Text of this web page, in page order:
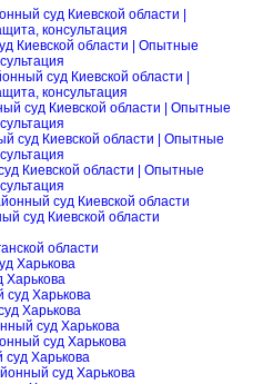
суд Киевской области |
консультация
Киевской области | Опытные
суд Киевской области |
консультация
суд Киевской области | Опытные
суд Киевской области | Опытные
Киевской области | Опытные
суд Киевской области
суд Киевской области
области
Харькова
Харькова
суд Харькова
Харькова
суд Харькова
суд Харькова
Харькова
суд Харькова